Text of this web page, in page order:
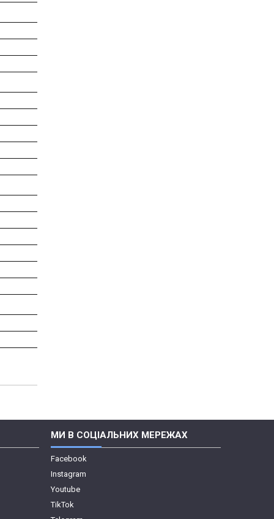
МИ В СОЦІАЛЬНИХ МЕРЕЖАХ
Facebook
Instagram
Youtube
TikTok